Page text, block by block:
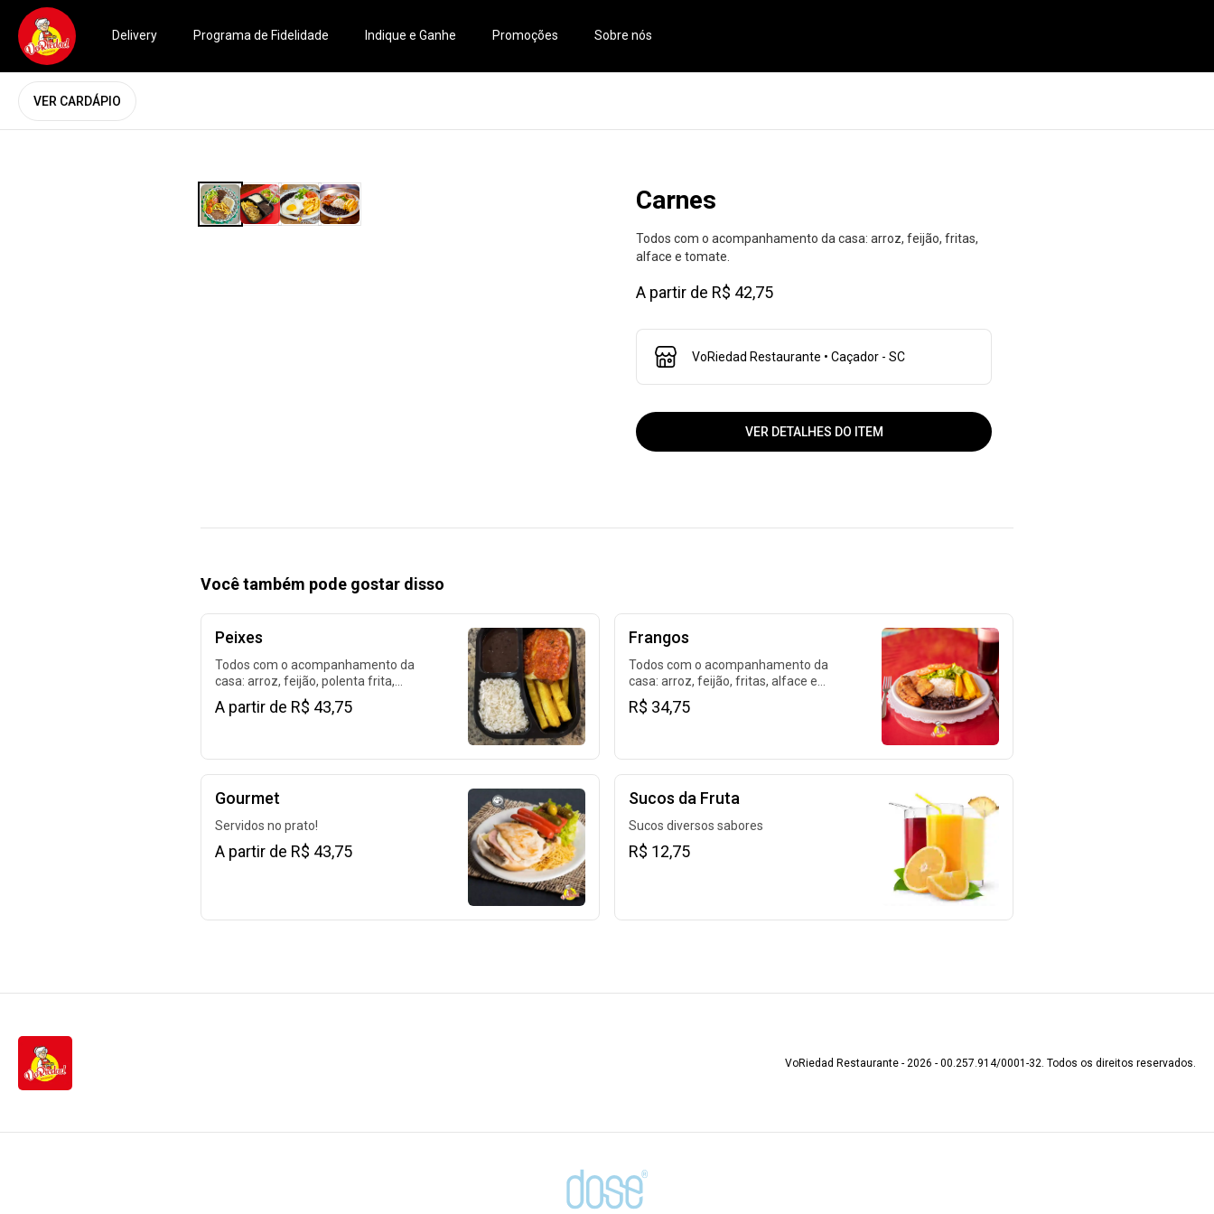
Delivery Programa de Fidelidade Indique e Ganhe Promoções Sobre nós
VER CARDÁPIO
Carnes
Todos com o acompanhamento da casa: arroz, feijão, fritas,
alface e tomate.
A partir de R$ 42,75
VoRiedad Restaurante • Caçador - SC
VER DETALHES DO ITEM
Você também pode gostar disso
Peixes
Todos com o acompanhamento da
casa: arroz, feijão, polenta frita,
alface e tomate.
A partir de R$ 43,75
Frangos
Todos com o acompanhamento da
casa: arroz, feijão, fritas, alface e
tomate.
R$ 34,75
Gourmet
Servidos no prato!
A partir de R$ 43,75
Sucos da Fruta
Sucos diversos sabores
R$ 12,75
VoRiedad Restaurante - 2026 - 00.257.914/0001-32. Todos os direitos reservados.